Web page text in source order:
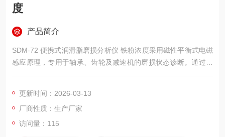
度
产品简介
SDM-72 便携式润滑脂磨损分析仪 铁粉浓度采用磁性平衡式电磁
感应原理，专用于轴承、齿轮及减速机的磨损状态诊断。通过快
速定量检测润滑脂中的铁粉含量，帮助用户在设备振动增大前发
需约0.8ml，操作简便，插入试样管即可自动显示检测结果。整机
重量约480克，便于现场携带，为设备润滑管理和故障预警提供
可靠数据支持。
更新时间：2026-03-13
厂商性质：生产厂家
访问量：115